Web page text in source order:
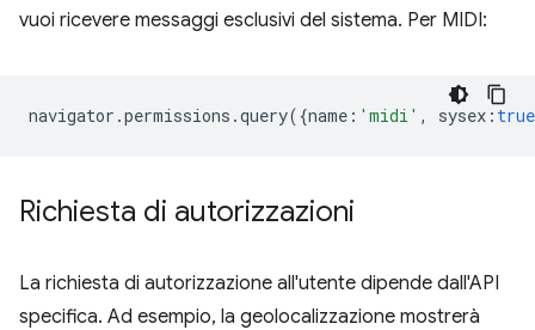
vuoi ricevere messaggi esclusivi del sistema. Per MIDI:
navigator .permissions .query({name : 'midi' , sysex : true
Richiesta di autorizzazioni
La richiesta di autorizzazione all'utente dipende dall'API
specifica. Ad esempio, la geolocalizzazione mostrerà